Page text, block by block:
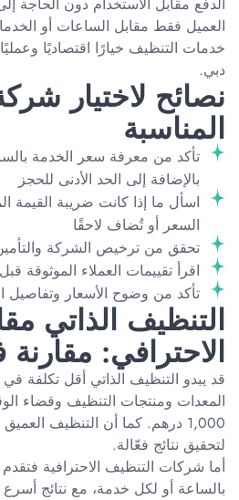
الدفع مقابل الاستخدام دون الحاجة
العميل فقط مقابل الساعات أو
خدمات التنظيف خيارًا اقتصاديًا
دبي.
نصائح لاختيار
المناسبة
تأكد من معرفة سعر الخدمة
بالإضافة إلى الحد الأدنى للحجز
اسأل ما إذا كانت ضريبة
السعر أو تُضاف لاحقًا
تحقق من ترخيص الشركة
اقرأ تقييمات العملاء الموثوقة
تأكد من وضوح الأسعار وتفاصيل
التنظيف الذاتي
الاحترافي:
قد يبدو التنظيف الذاتي أقل تكلفة في
المعدات ومنتجات التنظيف وقضاء
1,000 درهم. كما أن التنظيف
لتحقيق نتائج فعّالة.
أما شركات التنظيف الاحترافية
بالساعة أو لكل خدمة، مع نتائج